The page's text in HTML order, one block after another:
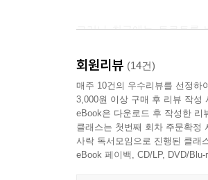
그러나 최근에는 트로트를
등장은 지난 세기 ‘서태지
차지한 장윤정의 트로트 전
등의 분야에서 급속히 인기
장기화되는 국내 음반시장
댄스뮤직 가수와 그룹, 발
회원리뷰 (14건)
매주 10건의 우수리뷰를 선정하
3,000원 이상 구매 후 리뷰 작성
eBook은 다운로드 후 작성한 리
클래스는 첫번째 회차 주문확정
사락 독서모임으로 진행된 클래
eBook 페이백, CD/LP, DVD/